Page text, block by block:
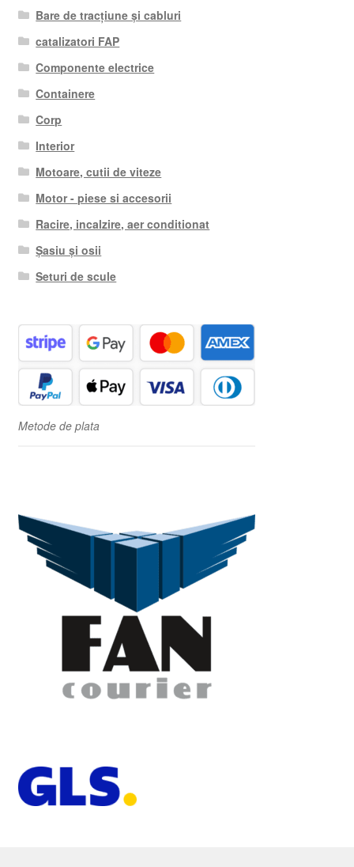
Bare de tracțiune și cabluri
catalizatori FAP
Componente electrice
Containere
Corp
Interior
Motoare, cutii de viteze
Motor - piese si accesorii
Racire, incalzire, aer conditionat
Șasiu și osii
Seturi de scule
Metode de plata